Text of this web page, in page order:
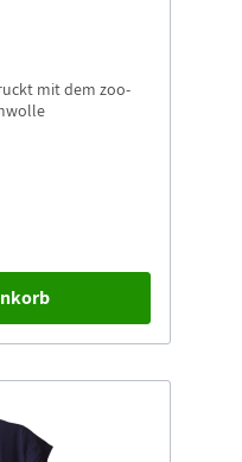
mit dem zoo-